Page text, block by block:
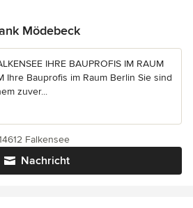
Mödebeck
IHRE BAUPROFIS IM RAUM
Ihre Bauprofis im Raum Berlin Sie sind
zuver...
Nachricht
Falkensee